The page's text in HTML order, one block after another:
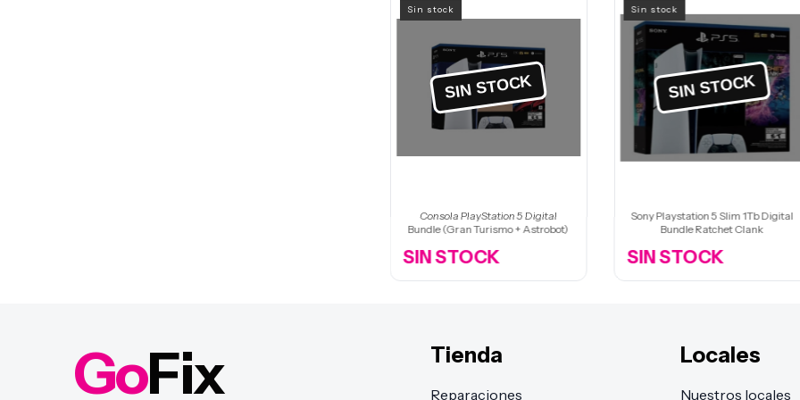
Sin stock
Consola PlayStation 5 Digital
Bundle (Gran Turismo + Astrobot)
SIN STOCK
Sin stock
Sony Playstation 5 Slim 1Tb Digital
Bundle Ratchet Clank
SIN STOCK
GoFix Tienda
Reparaciones
Locales
Nuestros locales